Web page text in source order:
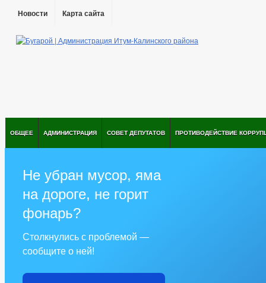
Новости Карта сайта
ОБЩЕЕ АДМИНИСТРАЦИЯ СОВЕТ ДЕПУТАТОВ ПРОТИВОДЕЙСТВИЕ
Не убран мусор, яма
на дороге, не горит
фонарь?
Столкнулись с проблемой —
сообщите о ней!